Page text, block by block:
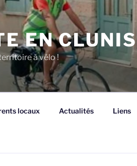
EN
à vélo !
locaux Actualités Liens